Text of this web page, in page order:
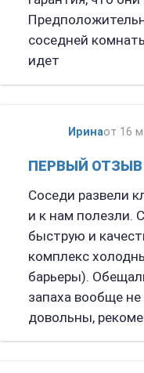
соседней
идет
Иринаот 16
ПЕРВЫЙ ОТЗЫВ
Соседи развели
и к нам полезли.
быструю и
комплекс
барьеры).
запаха вообще
довольны,